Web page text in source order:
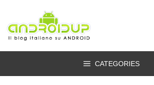
contenuto
CATEGORIES